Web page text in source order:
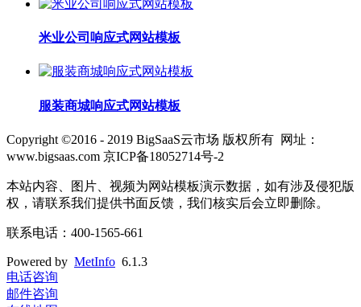
米业公司响应式网站模板
服装商城响应式网站模板
Copyright ©2016 - 2019 BigSaaS云市场 版权所有 网址：
www.bigsaas.com 京ICP备18052714号-2
本站内容、图片、视频为网站模板演示数据，如有涉及侵犯版
权，请联系我们提供书面反馈，我们核实后会立即删除。
联系电话：400-1565-661
Powered by MetInfo 6.1.3
电话咨询
邮件咨询